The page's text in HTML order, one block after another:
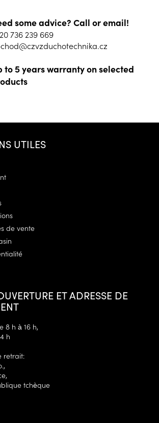
some advice? Call or email!
736 239 669
to 5 years warranty on selected
UTILES
de vente
ET ADRESSE DE
8 h à 16 h,
h
retrait:
tchèque